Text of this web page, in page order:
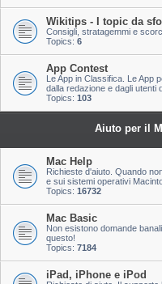
Wikitips - I topic da
Consigli, stratagemmi e
Topics: 6
App Contest
Le App in Classifica. Le App
dalla redazione e dagli utenti
Topics: 103
Aiuto per il
Mac Help
Richieste d'aiuto. Quando
e sui sistemi operativi
Topics: 16732
Mac Basic
Non esistono domande
questo!
Topics: 7184
iPad, iPhone e iPod